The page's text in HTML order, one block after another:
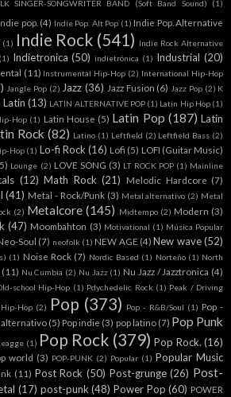
SINGER-SONGWRITER BAND (Soft Band Sound) (1)
pop. (4) Indie Pop. Alt Pop (1) Indie Pop. Alternative
(1) Indie Rock (541) Indie Rock Alternative
(1) Indietronica (50) indietrónica (1) Industrial (20)
(11) Instrumental Hip-Hop (2) International Hip-Hop
Jangle Pop (2) Jazz (36) Jazz Fusion (6) Jazz Pop (2) K
Latin (13) LATIN ALTERNATIVE POP (1) Latin Hip Hop (1)
Hop (1) Latin House (5) Latin Pop (187) Latin
Rock (82) Latino (1) Leftfield (2) Leftfield Bass (2)
Hop (1) Lo-fi Rock (16) Lofi (5) LOFI (Guitar Music)
Lounge (2) LOVE SONG (3) LT ROCK POP (1) Mainline
(12) Math Rock (21) Melodic Hardcore (7)
(41) Metal - Rock/Punk (3) Metal alternativo (2) Metal
(2) Metalcore (145) Midtempo (2) Modern (3)
(47) Moombahton (3) Motivational (1) Música Popular
Soul (7) neofolk (1) NEW AGE (4) New wave (52)
(1) Noise Rock (7) Nordic Based (1) Norteño (1) North
(11) Nu Cumbia (2) Nu Jazz (1) Nu Jazz / Jazztronica (4)
school Hip-Hop (1) Pdychedelic Rock (1) Peak / Driving
Hop (2) Pop (373) Pop - R&B/Soul (1) Pop -
alternativo (5) Pop indie (3) pop latino (7) Pop Punk
(1) Pop Rock (379) Pop Rock. (16)
world (3) POP-PUNK (2) Popular (1) Popular Music
(11) Post Rock (50) Post-grunge (26) Post-
(17) post-punk (48) Power Pop (60) POWER